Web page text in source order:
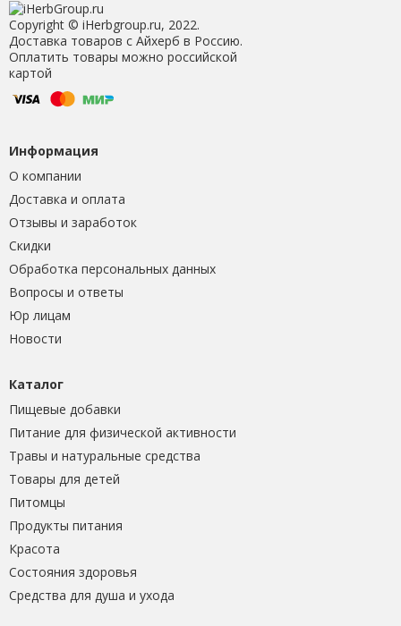
Copyright © iHerbgroup.ru, 2022.
Доставка товаров с Айхерб в Россию.
Оплатить товары можно российской
картой
Информация
О компании
Доставка и оплата
Отзывы и заработок
Скидки
Обработка персональных данных
Вопросы и ответы
Юр лицам
Новости
Каталог
Пищевые добавки
Питание для физической активности
Травы и натуральные средства
Товары для детей
Питомцы
Продукты питания
Красота
Состояния здоровья
Средства для душа и ухода